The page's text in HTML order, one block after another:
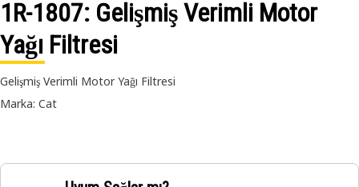
1R-1807: Gelişmiş Verimli Motor
Yağı Filtresi
Gelişmiş Verimli Motor Yağı Filtresi
Marka: Cat